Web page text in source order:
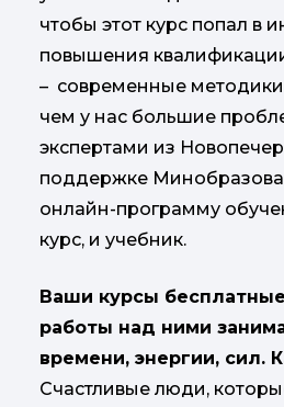
чтобы этот курс попал в
повышения
– современные
чем у нас большие
экспертами из
поддержке
онлайн-программу
курс, и учебник.
Ваши курсы
работы над ними
времени, энергии, сил.
Счастливые люди,